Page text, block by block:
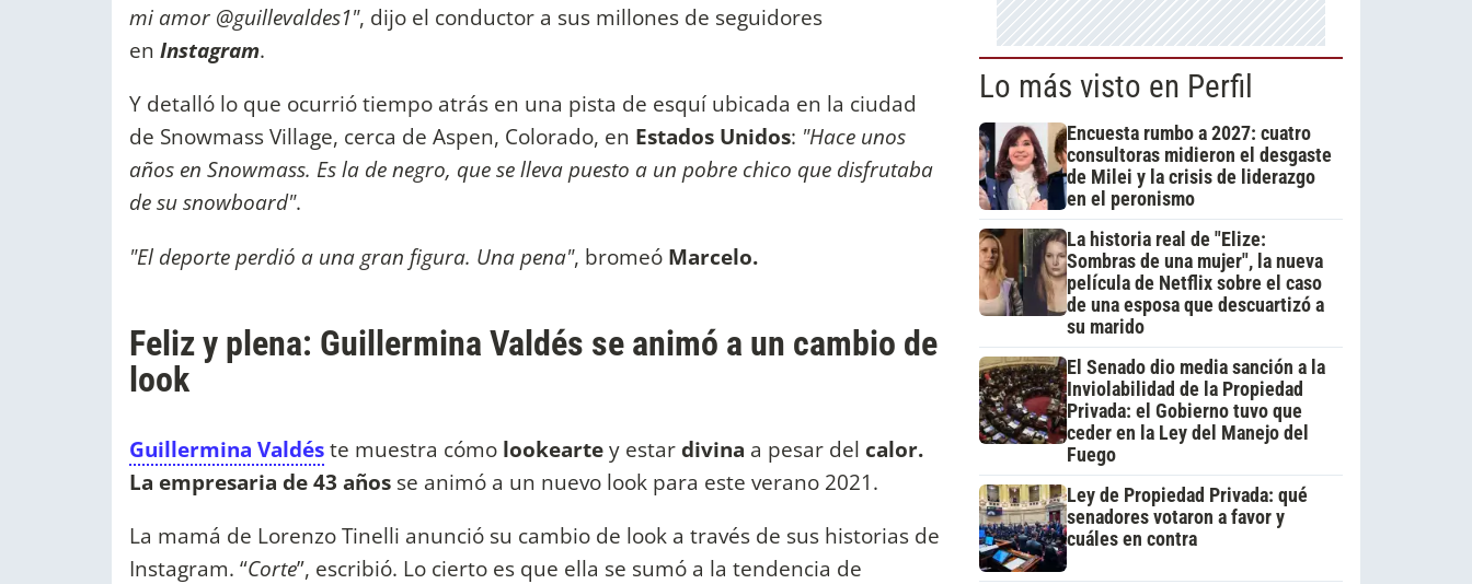
mi amor @guillevaldes1", dijo el conductor a sus millones de seguidores
en Instagram.
Y detalló lo que ocurrió tiempo atrás en una pista de esquí ubicada en la ciudad
de Snowmass Village, cerca de Aspen, Colorado, en Estados Unidos: "Hace unos
años en Snowmass. Es la de negro, que se lleva puesto a un pobre chico que disfrutaba
de su snowboard".
"El deporte perdió a una gran figura. Una pena", bromeó Marcelo.
Feliz y plena: Guillermina Valdés se animó a un cambio de
look
Guillermina Valdéste muestra cómo lookeartey estardivina a pesar del calor.
La empresaria de 43 años se animó a un nuevo look para este verano 2021.
La mamá de Lorenzo Tinelli anunció su cambio de look a través de sus historias de
Instagram. “Corte”, escribió. Lo cierto es que ella se sumó a la tendencia de
Lo más visto en Perfil
Encuesta rumbo a 2027: cuatro
consultoras midieron el desgaste
de Milei y la crisis de liderazgo
en el peronismo
La historia real de "Elize:
Sombras de una mujer", la nueva
película de Netflix sobre el caso
de una esposa que descuartizó a
su marido
El Senado dio media sanción a la
Inviolabilidad de la Propiedad
Privada: el Gobierno tuvo que
ceder en la Ley del Manejo del
Fuego
Ley de Propiedad Privada: qué
senadores votaron a favor y
cuáles en contra